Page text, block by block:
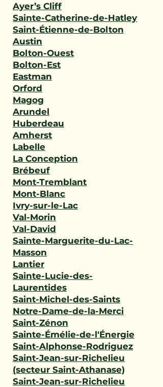
Ayer’s Cliff
Sainte-Catherine-de-Hatley
Saint-Étienne-de-Bolton
Austin
Bolton-Ouest
Bolton-Est
Eastman
Orford
Magog
Arundel
Huberdeau
Amherst
Labelle
La Conception
Brébeuf
Mont-Tremblant
Mont-Blanc
Ivry-sur-le-Lac
Val-Morin
Val-David
Sainte-Marguerite-du-Lac-
Masson
Lantier
Sainte-Lucie-des-
Laurentides
Saint-Michel-des-Saints
Notre-Dame-de-la-Merci
Saint-Zénon
Sainte-Émélie-de-l'Énergie
Saint-Alphonse-Rodriguez
Saint-Jean-sur-Richelieu
(secteur Saint-Athanase)
Saint-Jean-sur-Richelieu